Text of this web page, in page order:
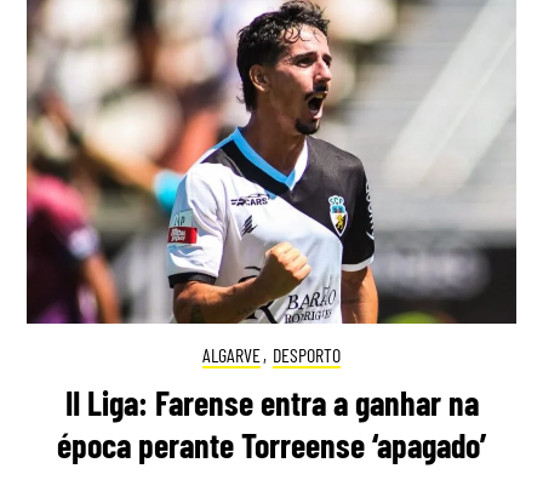
ALGARVE, DESPORTO
II Liga: Farense entra a ganhar na
época perante Torreense ‘apagado’